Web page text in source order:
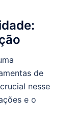
de
nesse
e o